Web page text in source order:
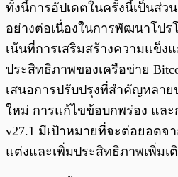
ทั้งนี้การอัปเดตในครั้งนี้เป็นส่ว
อย่างต่อเนื่องในการพัฒนาโปร
เน้นที่การเสริมสร้างความแข็ง
ประสิทธิภาพของเครือข่าย
เสนอการปรับปรุงที่สำคัญหลาย
ใหม่ การแก้ไขข้อบกพร่อง แล
v27.1 มีเป้าหมายที่จะต่อยอดจ
แต่งและเพิ่มประสิทธิภาพเพิ่มเ